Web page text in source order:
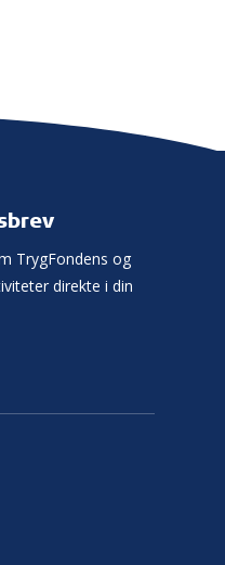
TrygFondens og
direkte i din